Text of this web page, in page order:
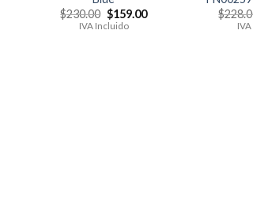
$230.00 El
precio
$159.00El
IVA Incluido
$